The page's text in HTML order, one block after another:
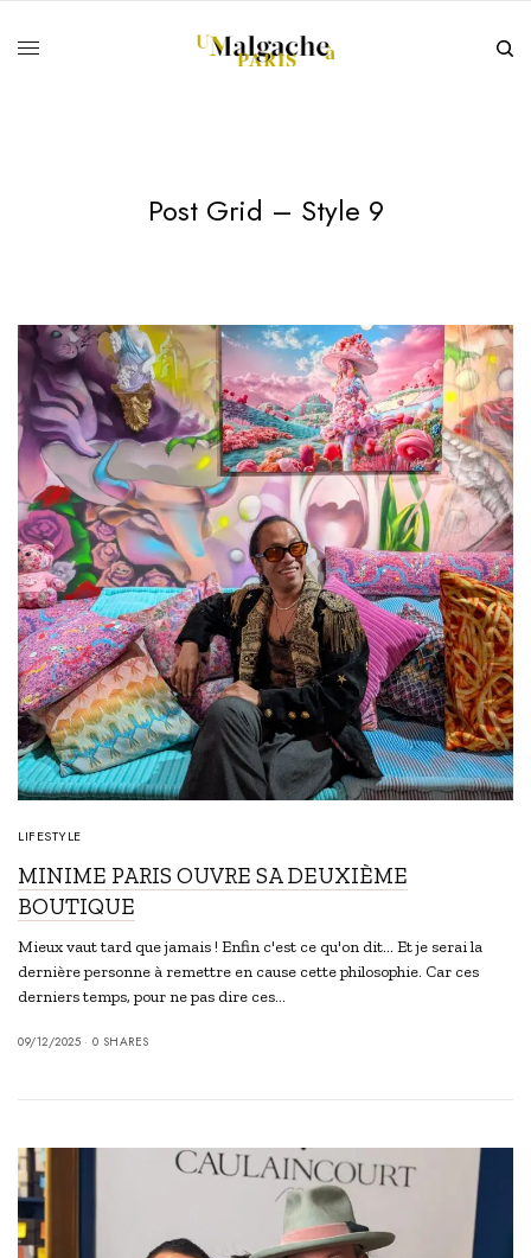
Post Grid – Style 9
LIFESTYLE
MINIME PARIS OUVRE SA DEUXIÈME
BOUTIQUE
Mieux vaut tard que jamais ! Enfin c'est ce qu'on dit... Et je serai la
dernière personne à remettre en cause cette philosophie. Car ces
derniers temps, pour ne pas dire ces…
09/12/2025 0 SHARES